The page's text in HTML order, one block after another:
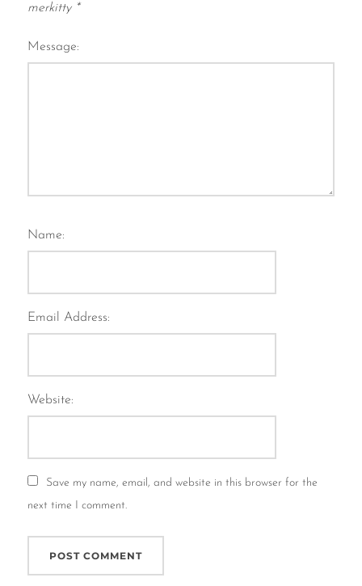
merkitty *
Message:
Name:
Email Address:
Website:
Save my name, email, and website in this browser for the
next time I comment.